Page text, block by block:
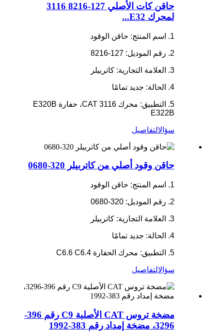
حاقن كات الأصلي 127-8216 3116
لمحرك E32...
1. اسم المنتج: حاقن الوقود
2. رقم الموديل: 127-8216
3. العلامة التجارية: كاتربيلر
4. الحالة: جديد تمامًا
5. التطبيق: محرك CAT 3116، حفارة E320B
E322B
سؤالالتفاصيل
حاقن وقود أصلي من كاتربيلر 320-0680
1. اسم المنتج: حاقن الوقود
2. رقم الموديل: 320-0680
3. العلامة التجارية: كاتربيلر
4. الحالة: جديد تمامًا
5. التطبيق: محرك الحفارة C6.6 C6.4
سؤالالتفاصيل
مضخة تروس CAT الأصلية C9 رقم 396-
3296، مضخة إمداد رقم 383-1992